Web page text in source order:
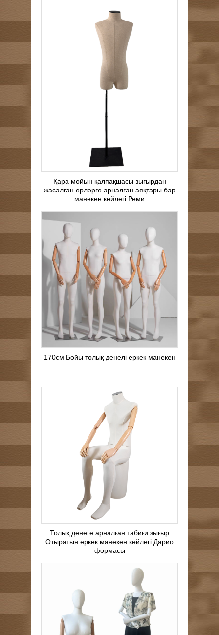
Қара мойын қалпақшасы зығырдан
жасалған ерлерге арналған аяқтары бар
манекен көйлегі Реми
170см Бойы толық денелі еркек манекен
Толық денеге арналған табиғи зығыр
Отыратын еркек манекен көйлегі Дарио
формасы